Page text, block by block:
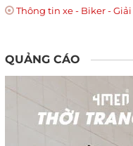
Thông tin xe - Biker -
QUẢNG CÁO